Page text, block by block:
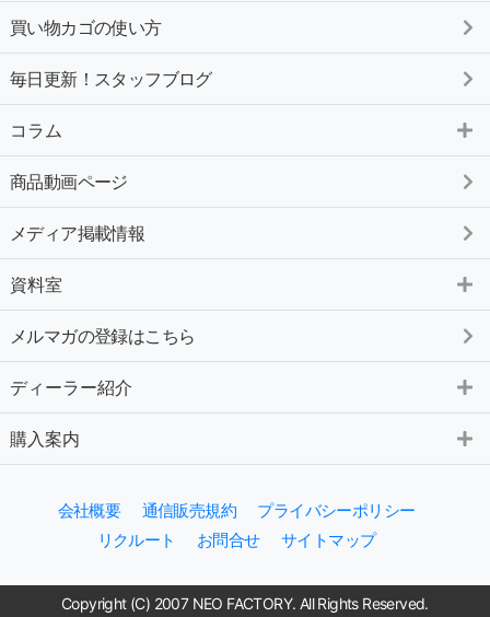
買い物カゴの使い方
毎日更新！スタッフブログ
コラム
商品動画ページ
メディア掲載情報
資料室
メルマガの登録はこちら
ディーラー紹介
購入案内
会社概要 通信販売規約
プライバシーポリシー
リクルート
お問合せ サイトマップ
Copyright (C) 2007 NEO FACTORY. All Rights Reserved.